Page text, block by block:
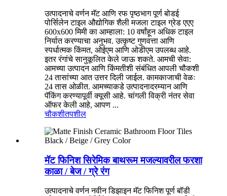
उत्पादनाचे वर्णन मॅट आणि रफ पृष्ठभाग पूर्ण बोडई
पोर्सिलेन टाइल औद्योगिक शैली मजला टाइल ग्रेड एएए
600x600 मिमी का आम्हाला: 10 वर्षांहून अधिक टाइल
निर्यात करण्याचा अनुभव. उत्कृष्ट गुणवत्ता आणि
स्पर्धात्मक किंमत, ओईएम आणि ओडीएम उपलब्ध आहे.
इतर रंगांचे सानुकूलित केले जाऊ शकते. आमची सेवा:
आमच्या उत्पादन आणि किंमतीशी संबंधित आपली चौकशी
24 तासांच्या आत उत्तर दिली जाईल. कामकाजाची वेळः
24 तास ओळीत. आमच्याकडे उत्पादनादरम्यान आणि
पॅकिंग करण्यापूर्वी क्यूसी आहे. चांगली विक्री नंतर सेवा
ऑफर केली आहे, आपण ...
चौकशीतपशील
मॅट फिनिश सिरेमिक बाथरूम मजल्यावरील फरशा
काळा / बेज / ग्रे रंग
उत्पादनाचे वर्णन नवीन डिझाइन मॅट फिनिश पूर्ण बॉडी